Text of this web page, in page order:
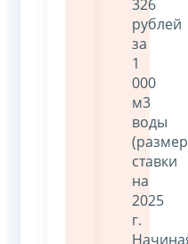
326
рублей
за
1
000
м3
воды
(размер
ставки
на
2025
г.